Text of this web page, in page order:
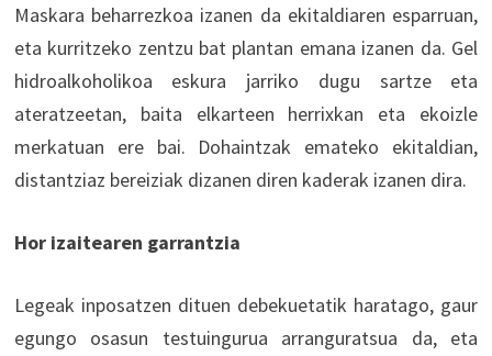
Maskara beharrezkoa izanen da ekitaldiaren esparruan,
eta kurritzeko zentzu bat plantan emana izanen da. Gel
hidroalkoholikoa eskura jarriko dugu sartze eta
ateratzeetan, baita elkarteen herrixkan eta ekoizle
merkatuan ere bai. Dohaintzak emateko ekitaldian,
distantziaz bereiziak dizanen diren kaderak izanen dira.
Hor izaitearen garrantzia
Legeak inposatzen dituen debekuetatik haratago, gaur
egungo osasun testuingurua arranguratsua da, eta